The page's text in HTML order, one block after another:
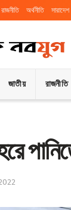
রাজনীতি অর্থনীতি সারাদেশ
জাতীয় রাজনীতি